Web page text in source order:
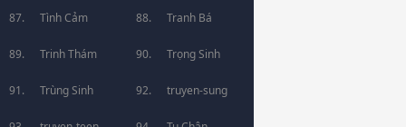
Tình Cảm Tranh Bá
Trinh Thám Trọng Sinh
Trùng Sinh truyen-sung